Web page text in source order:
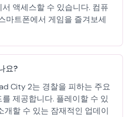
액세스할 수 있습니다. 컴퓨
마트폰에서 게임을 즐겨보세
요?
City 2는 경찰을 피하는 주요
제공합니다. 플레이할 수 있
개할 수 있는 잠재적인 업데이